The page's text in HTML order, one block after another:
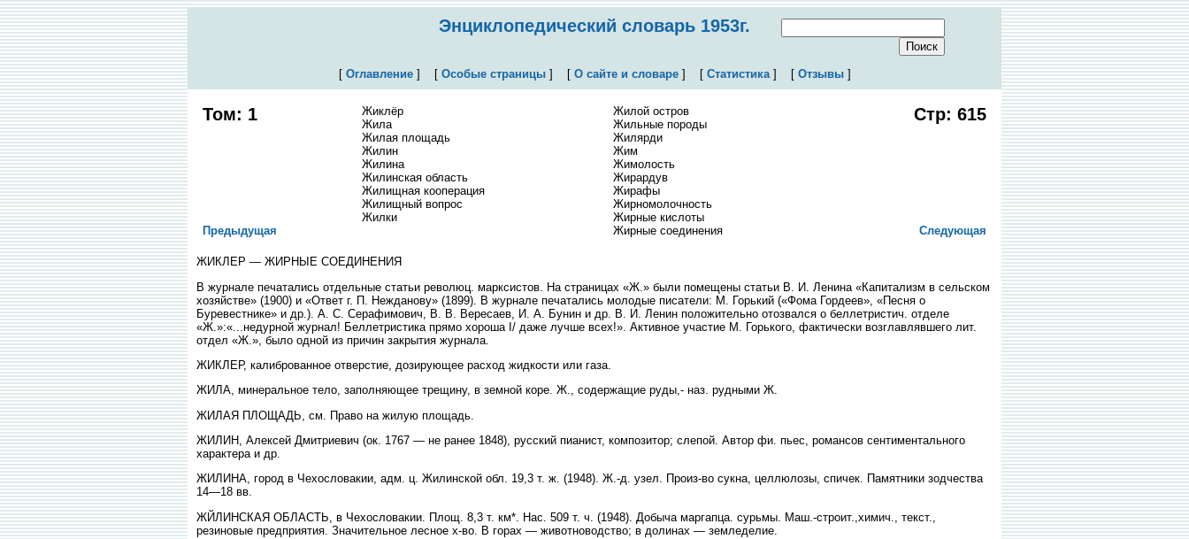
Энциклопедический словарь 1953г.
[ Оглавление] [ Особые страницы] [ О сайте и словаре] [ Статистика] [ Отзывы]
Том: 1
Жиклёр
Жила
Жилая площадь
Жилин
Жилина
Жилинская область
Жилищная кооперация
Жилищный вопрос
Жилки
Жилой остров
Жильные породы
Жилярди
Жим
Жимолость
Жирардув
Жирафы
Жирномолочность
Жирные кислоты
Жирные соединения
Стр: 615
Предыдущая Следующая
ЖИКЛЕР — ЖИРНЫЕ СОЕДИНЕНИЯ
В журнале печатались отдельные статьи революц. марксистов. На страницах «Ж.» были помещены статьи В. И. Ленина «Капитализм в сельском
хозяйстве» (1900) и «Ответ г. П. Нежданову» (1899). В журнале печатались молодые писатели: М. Горький («Фома Гордеев», «Песня о
Буревестнике» и др.). А. С. Серафимович, В. В. Вересаев, И. А. Бунин и др. В. И. Ленин положительно отозвался о беллетристич. отделе
«Ж.»:«...недурной журнал! Беллетристика прямо хороша I/ даже лучше всех!». Активное участие М. Горького, фактически возглавлявшего лит.
отдел «Ж.», было одной из причин закрытия журнала.
ЖИКЛЕР, калиброванное отверстие, дозирующее расход жидкости или газа.
ЖИЛА, минеральное тело, заполняющее трещину, в земной коре. Ж., содержащие руды,- наз. рудными Ж.
ЖИЛАЯ ПЛОЩАДЬ, см. Право на жилую площадь.
ЖИЛИН, Алексей Дмитриевич (ок. 1767 — не ранее 1848), русский пианист, композитор; слепой. Автор фи. пьес, романсов сентиментального
характера и др.
ЖИЛИНА, город в Чехословакии, адм. ц. Жилинской обл. 19,3 т. ж. (1948). Ж.-д. узел. Произ-во сукна, целлюлозы, спичек. Памятники зодчества
14—18 вв.
ЖЙЛИНСКАЯ ОБЛАСТЬ, в Чехословакии. Площ. 8,3 т. км*. Нас. 509 т. ч. (1948). Добыча маргапца. сурьмы. Маш.-строит.,химич., текст.,
резиновые предприятия. Значительное лесное х-во. В горах — животноводство; в долинах — земледелие.